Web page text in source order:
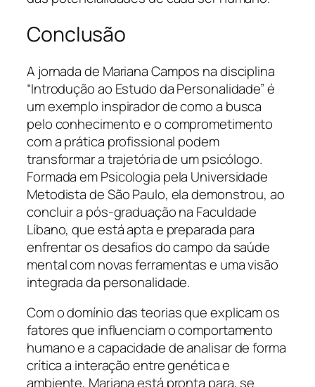
Conclusão
A jornada de Mariana Campos na disciplina
“Introdução ao Estudo da Personalidade” é
um exemplo inspirador de como a busca
pelo conhecimento e o comprometimento
com a prática profissional podem
transformar a trajetória de um psicólogo.
Formada em Psicologia pela Universidade
Metodista de São Paulo, ela demonstrou, ao
concluir a pós-graduação na Faculdade
Líbano, que está apta e preparada para
enfrentar os desafios do campo da saúde
mental com novas ferramentas e uma visão
integrada da personalidade.
Com o domínio das teorias que explicam os
fatores que influenciam o comportamento
humano e a capacidade de analisar de forma
crítica a interação entre genética e
ambiente, Mariana está pronta para, se